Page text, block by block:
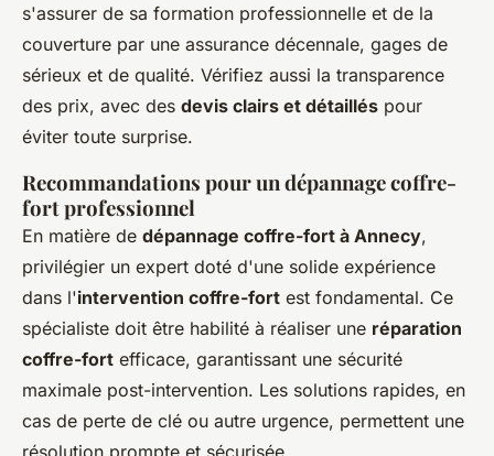
s'assurer de sa formation professionnelle et de la
couverture par une assurance décennale, gages de
sérieux et de qualité. Vérifiez aussi la transparence
des prix, avec des devis clairs et détaillés pour
éviter toute surprise.
Recommandations pour un dépannage coffre-
fort professionnel
En matière de dépannage coffre-fort à Annecy,
privilégier un expert doté d'une solide expérience
dans l'intervention coffre-fort est fondamental. Ce
spécialiste doit être habilité à réaliser une réparation
coffre-fort efficace, garantissant une sécurité
maximale post-intervention. Les solutions rapides, en
cas de perte de clé ou autre urgence, permettent une
résolution prompte et sécurisée.